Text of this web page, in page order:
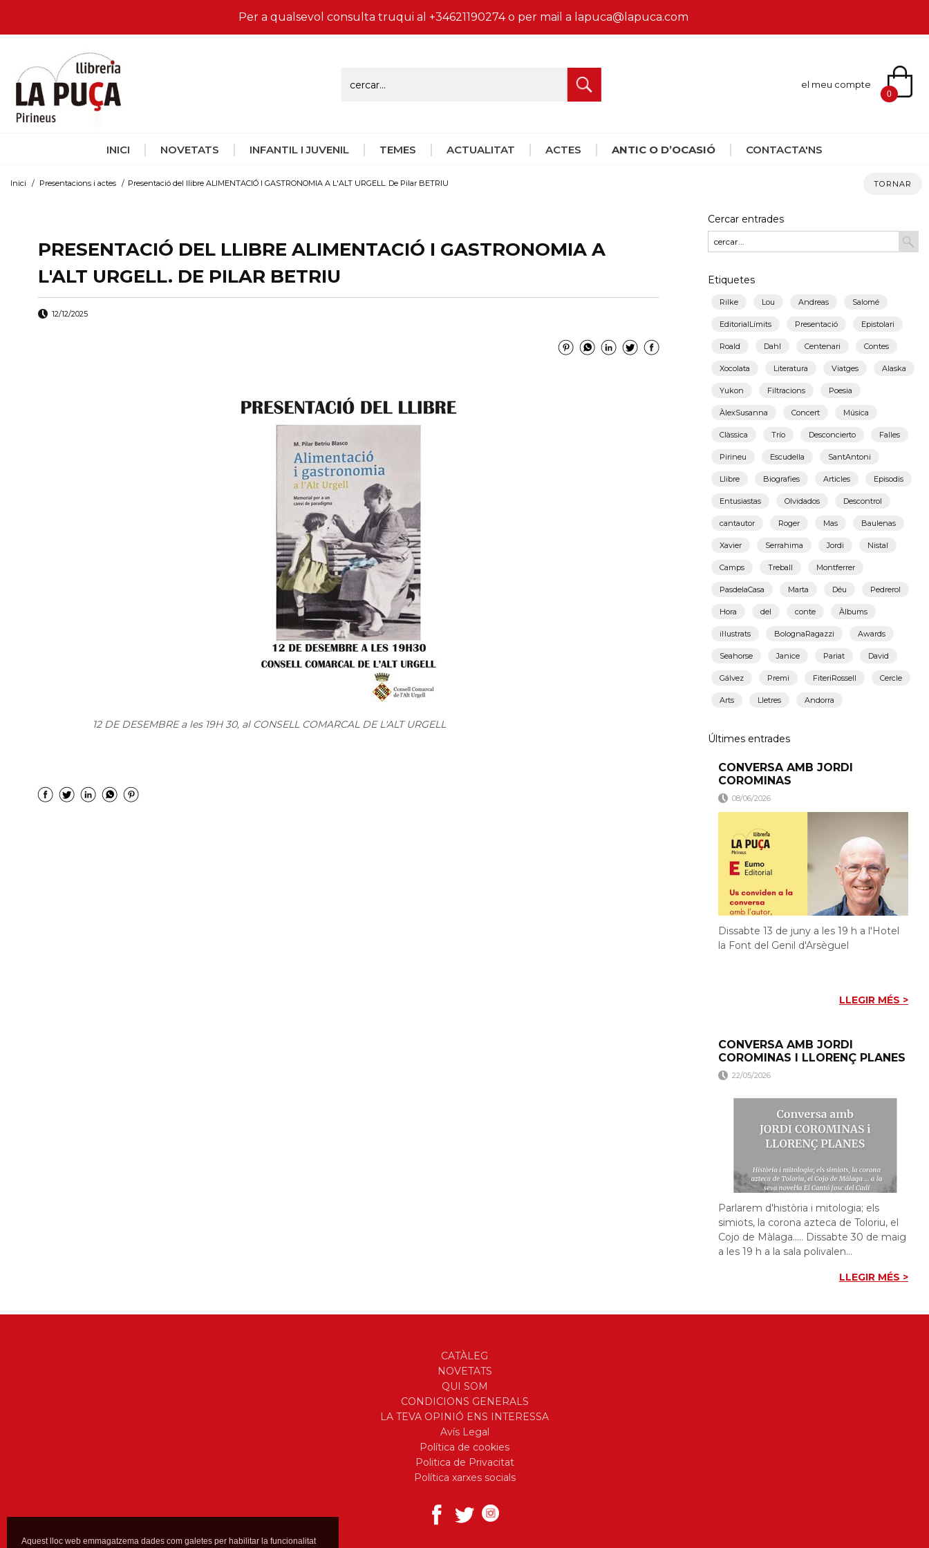
Per a qualsevol consulta truqui al +34621190274 o per mail a lapuca@lapuca.com
el meu compte
0
INICI NOVETATS INFANTIL I JUVENIL TEMES ACTUALITAT ACTES ANTIC O D’OCASIÓ CONTACTA'NS
Inici / Presentacions i actes / Presentació del llibre ALIMENTACIÓ I GASTRONOMIA A L'ALT URGELL. De Pilar BETRIU TORNAR
PRESENTACIÓ DEL LLIBRE ALIMENTACIÓ I GASTRONOMIA A
L'ALT URGELL. DE PILAR BETRIU
12/12/2025
12 DE DESEMBRE a les 19H 30, al CONSELL COMARCAL DE L'ALT URGELL
Cercar entrades
Etiquetes
Rilke Lou Andreas Salomé
EditorialLímits Presentació Epistolari
Roald Dahl Centenari Contes
Xocolata Literatura Viatges Alaska
Yukon Filtracions Poesia
ÀlexSusanna Concert Música
Clàssica Trío Desconcierto Falles
Pirineu Escudella SantAntoni
Llibre Biografies Articles Episodis
Entusiastas Olvidados Descontrol
cantautor Roger Mas Baulenas
Xavier Serrahima Jordi Nistal
Camps Treball Montferrer
PasdelaCasa Marta Déu Pedrerol
Hora del conte Àlbums
il·lustrats BolognaRagazzi Awards
Seahorse Janice Pariat David
Gálvez Premi FiteriRossell Cercle
Arts Lletres Andorra
Últimes entrades
CONVERSA AMB JORDI
COROMINAS
08/06/2026
Dissabte 13 de juny a les 19 h a l'Hotel
la Font del Genil d'Arsèguel
LLEGIR MÉS >
CONVERSA AMB JORDI
COROMINAS I LLORENÇ PLANES
22/05/2026
Parlarem d'història i mitologia; els
simiots, la corona azteca de Toloriu, el
Cojo de Màlaga..... Dissabte 30 de maig
a les 19 h a la sala polivalen...
LLEGIR MÉS >
CATÀLEG
NOVETATS
QUI SOM
CONDICIONS GENERALS
LA TEVA OPINIÓ ENS INTERESSA
Avís Legal
Política de cookies
Politica de Privacitat
Política xarxes socials
Aquest lloc web emmagatzema dades com galetes per habilitar la funcionalitat